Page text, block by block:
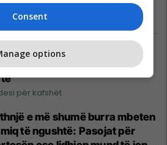
ta mësoni qenin të notojë pa ia
frikën që mund t’i mbetet
për kafshët
e më shumë burra mbeten
të ngushtë: Pasojat për
Consent
options